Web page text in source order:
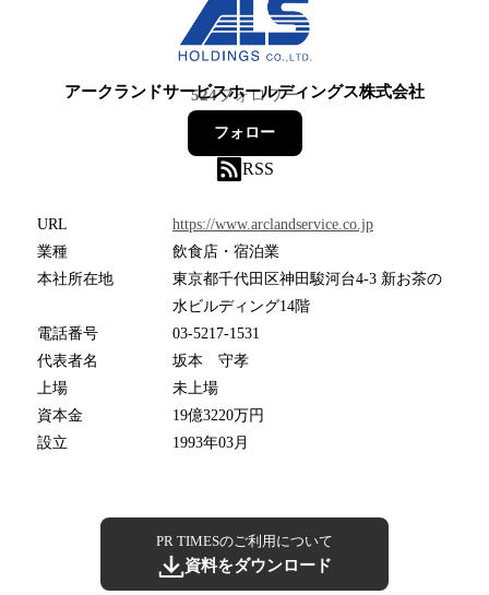
アークランドサービスホールディングス株式会社
524フォロワー
フォロー
RSS
URL
https://www.arclandservice.co.jp
業種
飲食店・宿泊業
本社所在地
東京都千代田区神田駿河台4-3 新お茶の
水ビルディング14階
電話番号
03-5217-1531
代表者名
坂本 守孝
上場
未上場
資本金
19億3220万円
設立
1993年03月
PR TIMESのご利用について
資料をダウンロード